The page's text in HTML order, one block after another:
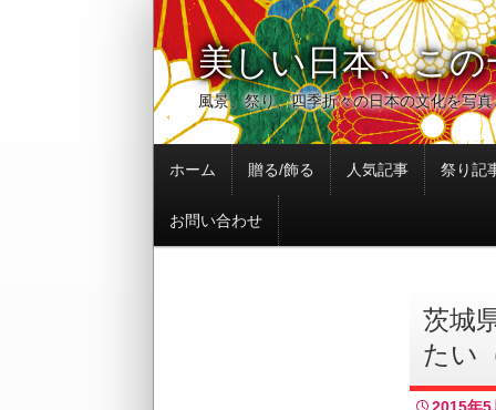
美しい日本、この
風景、祭り、四季折々の日本の文化を写
ホーム 贈る/飾る 人気記事 祭り記
お問い合わせ
茨城
たい